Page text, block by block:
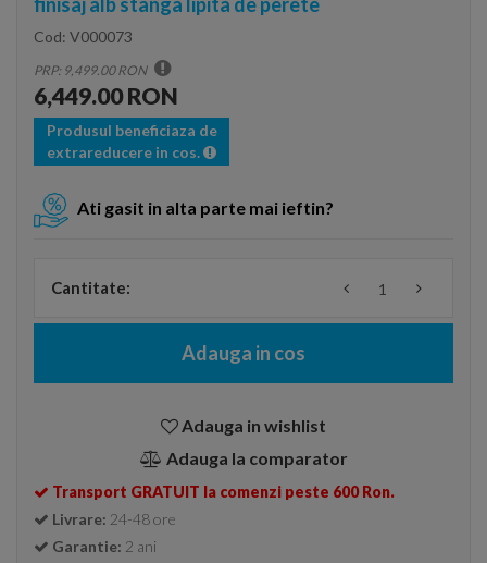
Cod: V000073
PRP: 9,499.00 RON
6,449.00 RON
Produsul beneficiaza de
extrareducere in cos.
Ati gasit in alta parte mai ieftin?
Cantitate:
Adauga in cos
Adauga in wishlist
Adauga la comparator
Transport GRATUIT la comenzi peste 600 Ron.
Livrare: 24-48 ore
Garantie: 2 ani